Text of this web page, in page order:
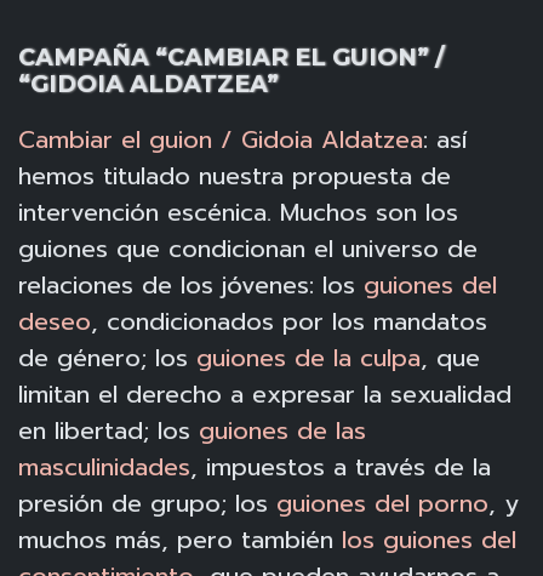
CAMPAÑA “CAMBIAR EL GUION” /
“GIDOIA ALDATZEA”
Cambiar el guion / Gidoia Aldatzea: así
hemos titulado nuestra propuesta de
intervención escénica. Muchos son los
guiones que condicionan el universo de
relaciones de los jóvenes: los guiones del
deseo, condicionados por los mandatos
de género; los guiones de la culpa, que
limitan el derecho a expresar la sexualidad
en libertad; los guiones de las
masculinidades, impuestos a través de la
presión de grupo; los guiones del porno, y
muchos más, pero también los guiones del